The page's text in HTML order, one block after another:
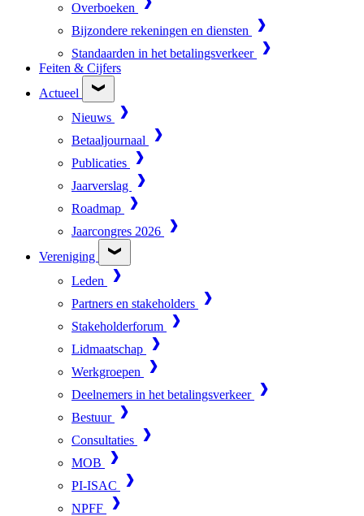
Overboeken
Bijzondere rekeningen en diensten
Standaarden in het betalingsverkeer
Feiten & Cijfers
Actueel
Nieuws
Betaaljournaal
Publicaties
Jaarverslag
Roadmap
Jaarcongres 2026
Vereniging
Leden
Partners en stakeholders
Stakeholderforum
Lidmaatschap
Werkgroepen
Deelnemers in het betalingsverkeer
Bestuur
Consultaties
MOB
PI-ISAC
NPFF